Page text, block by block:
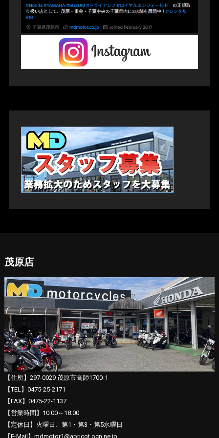
茂原店
【住所】297-0029 茂原市高師1700-1
【TEL】0475-25-2171
【FAX】0475-22-1137
【営業時間】10:00～18:00
【定休日】火曜日、第1・第3・第5水曜日
【E-Mail】mdmotor1@apricot.ocn.ne.jp